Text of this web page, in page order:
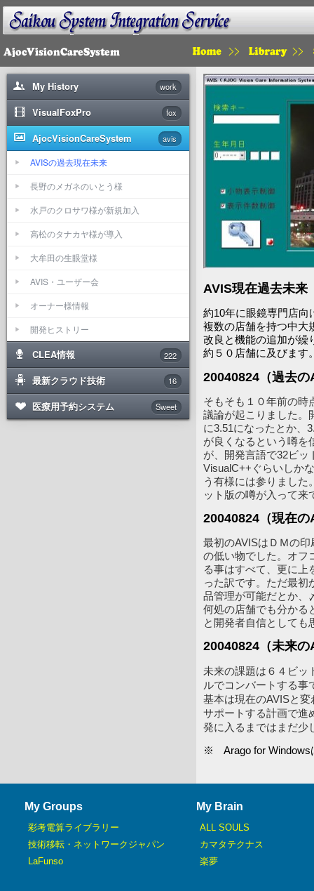
HOME LIBRARY
My History work
VisualFoxPro fox
AjocVisionCareSystem avis
AVISの過去現在未来
長野のメガネのいとう様
水戸のクロサワ様が新規加入
高松のタナカヤ様が導入
大牟田の生眼堂様
AVIS・ユーザー会
オーナー様情報
開発ヒストリー
CLEA情報 222
最新クラウド技術 16
医療用予約システム Sweet
AVIS現在過去未来
約10年に眼鏡専門店向
複数の店舗を持つ中大
改良と機能の追加が繰
約５０店舗に及びます
20040824（過去
そもそも１０年前の時
議論が起こりました。
に3.51になったとか、
が良くなるという噂を
が、開発言語で32ビ
VisualC++ぐらいしか
う有様には参りました
ット版の噂が入って来
20040824（現在
最初のAVISはＤＭの
の低い物でした。オフ
る事はすべて、更に上
った訳です。ただ最初
品管理が可能だとか、
何処の店舗でも分かる
と開発者自信としても
20040824（未来
未来の課題は６４ビッ
ルでコンバートする事
基本は現在のAVISと
サポートする計画で進
発に入るまではまだ少
※ Arago for Windows
My Groups
彩考電算ライブラリー
技術移転・ネットワークジャパン
LaFunso
My Brain
ALL SOULS
カマタテクナス
楽夢